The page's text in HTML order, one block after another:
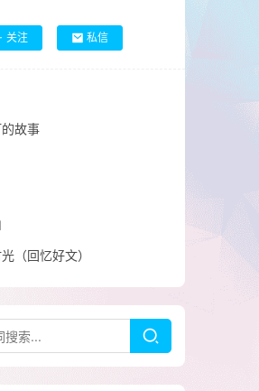
关注 私信
故事
（回忆好文）